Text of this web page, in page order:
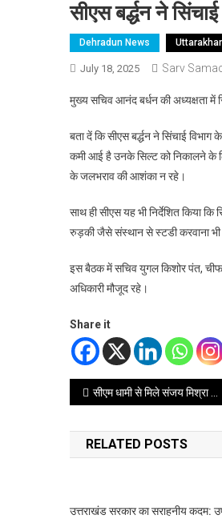
सीएस बर्द्धन ने
Dehradun News
July 18, 2025 Sarv
मुख्य सचिव आनंद बर्धन की अध्यक्षता में
बता दें कि सीएस बर्द्धन ने सिंचाई
कमी आई है उनके सिल्ट को निकालने के
के जलभराव की आशंका न रहे।
साथ ही सीएस यह भी निर्देशित किया
रुड़की जैसे संस्थान से स्टडी करवाना भी
इस बैठक में सचिव युगल किशोर पंत, चीफ
अधिकारी मौजूद रहे।
Share it
Post
navigation
सीएम धामी से मिले संजय मिश्रा और बिजेंद्र काला समेत फिल्म 5 सितंबर की टीम, पोस्टर हुआ लॉन्च
RELATED POSTS
उत्तराखंड सरकार का सराहनीय कदम: